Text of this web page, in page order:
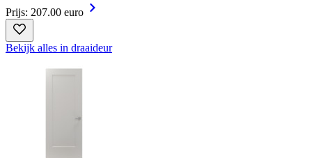
Prijs: 207.00 euro
Bekijk alles in draaideur